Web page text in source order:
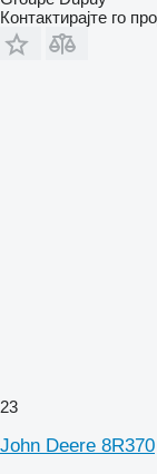
Контактирајте го
23
John Deere 8R370